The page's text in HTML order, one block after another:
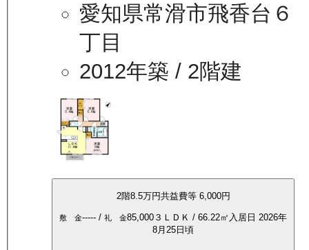
愛知県常滑市飛香台６
丁目
2012年築 / 2階建
2階8.5万円共益費等 6,000円
敷 金----- /礼 金85,000 ３ＬＤＫ /66.22㎡ 入居日2026年
8月25日頃